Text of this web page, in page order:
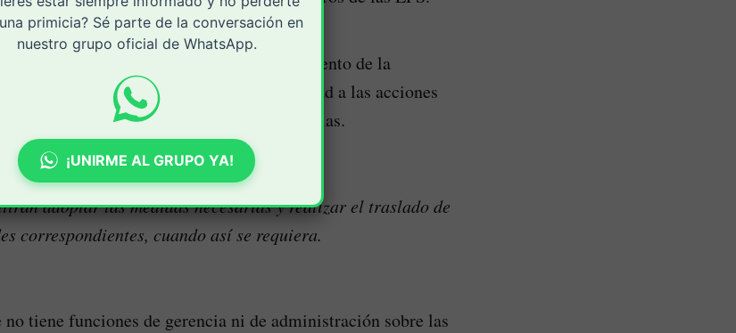
vez se conozca de manera oficial el documento de la
en cuenta para fortalecer y dar continuidad a las acciones
que están dentro de sus competencias.
adoptar las medidas necesarias y realizar el traslado de
correspondientes, cuando así se requiera.
tiene funciones de gerencia ni de administración sobre las
primicia? Sé parte de la conversación en
nuestro grupo oficial de WhatsApp.
¡UNIRME AL GRUPO YA!